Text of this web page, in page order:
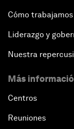
Cómo trabajamos
Liderazgo y
Nuestra
Más
Centros
Reuniones